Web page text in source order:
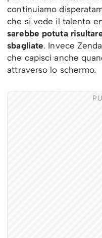
continuiamo
che si vede il talento
sarebbe potuta
sbagliate. Invece
che capisci anche
attraverso lo schermo.